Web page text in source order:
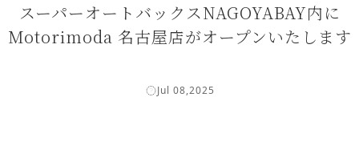
スーパーオートバックスNAGOYABAY内に
Motorimoda 名古屋店がオープンいたします
Jul 08,2025